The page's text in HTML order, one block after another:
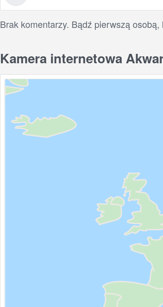
Brak komentarzy. Bądź pierwszą
Kamera internetowa